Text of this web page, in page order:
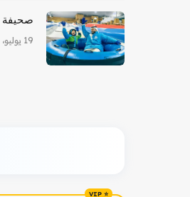
صحيفة
19 يوليو، 2026